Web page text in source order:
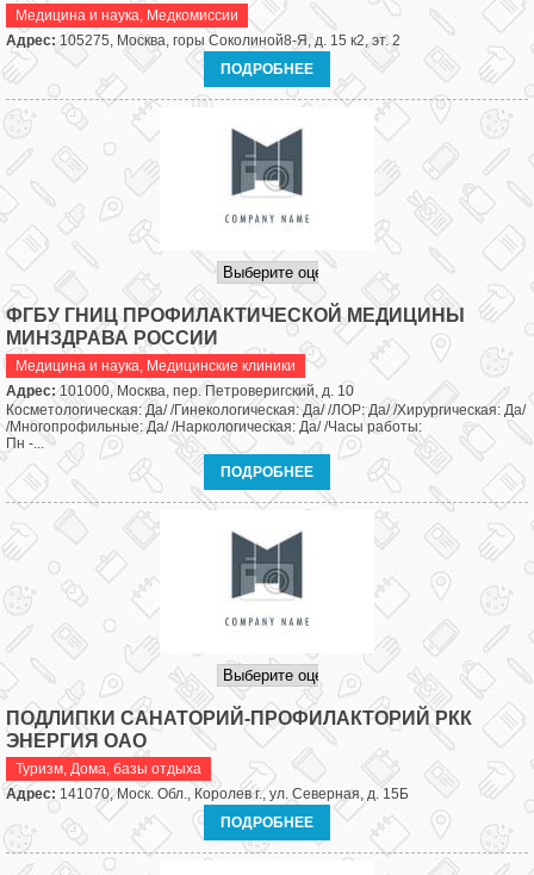
Медицина и наука, Медкомиссии
Адрес:105275, Москва, горы Соколиной8-Я, д. 15 к2, эт. 2
ПОДРОБНЕЕ
ФГБУ ГНИЦ ПРОФИЛАКТИЧЕСКОЙ МЕДИЦИНЫ
МИНЗДРАВА РОССИИ
Медицина и наука, Медицинские клиники
Адрес:101000, Москва, пер. Петроверигский, д. 10
Косметологическая: Да/ /Гинекологическая: Да/ /ЛОР: Да/ /Хирургическая: Да/
/Многопрофильные: Да/ /Наркологическая: Да/ /Часы работы:
Пн -...
ПОДРОБНЕЕ
ПОДЛИПКИ САНАТОРИЙ-ПРОФИЛАКТОРИЙ РКК
ЭНЕРГИЯ ОАО
Туризм, Дома, базы отдыха
Адрес: 141070, Моск. Обл., Королев г., ул. Северная, д. 15Б
ПОДРОБНЕЕ